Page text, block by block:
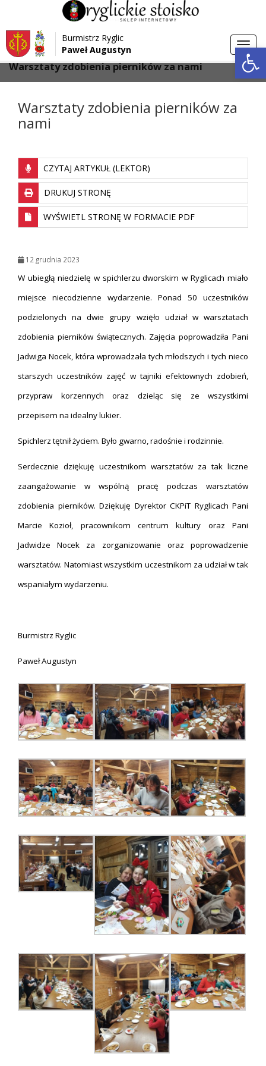
Przejdź do menu
Przejdź do głównej treści strony
Przejdź do stopki strony
Burmistrz Ryglic
Paweł Augustyn
Strona główna > Aktualności
Warsztaty zdobienia pierników za nami
Warsztaty zdobienia pierników za
nami
CZYTAJ ARTYKUŁ (LEKTOR)
DRUKUJ STRONĘ
WYŚWIETL STRONĘ W FORMACIE PDF
12 grudnia 2023
W ubiegłą niedzielę w spichlerzu dworskim w Ryglicach miało
miejsce niecodzienne wydarzenie. Ponad 50 uczestników
podzielonych na dwie grupy wzięło udział w warsztatach
zdobienia pierników świątecznych. Zajęcia poprowadziła Pani
Jadwiga Nocek, która wprowadzała tych młodszych i tych nieco
starszych uczestników zajęć w tajniki efektownych zdobień,
przypraw korzennych oraz dzieląc się ze wszystkimi
przepisem na idealny lukier.
Spichlerz tętnił życiem. Było gwarno, radośnie i rodzinnie.
Serdecznie dziękuję uczestnikom warsztatów za tak liczne
zaangażowanie w wspólną pracę podczas warsztatów
zdobienia pierników. Dziękuję Dyrektor CKPiT Ryglicach Pani
Marcie Kozioł, pracownikom centrum kultury oraz Pani
Jadwidze Nocek za zorganizowanie oraz poprowadzenie
warsztatów. Natomiast wszystkim uczestnikom za udział w tak
wspaniałym wydarzeniu.
Burmistrz Ryglic
Paweł Augustyn